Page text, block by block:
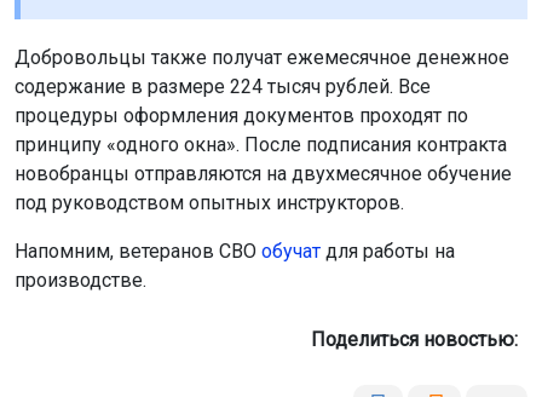
Добровольцы также получат ежемесячное денежное
содержание в размере 224 тысяч рублей. Все
процедуры оформления документов проходят по
принципу «одного окна». После подписания контракта
новобранцы отправляются на двухмесячное обучение
под руководством опытных инструкторов.
Напомним, ветеранов СВО обучат для работы на
производстве.
Поделиться новостью: